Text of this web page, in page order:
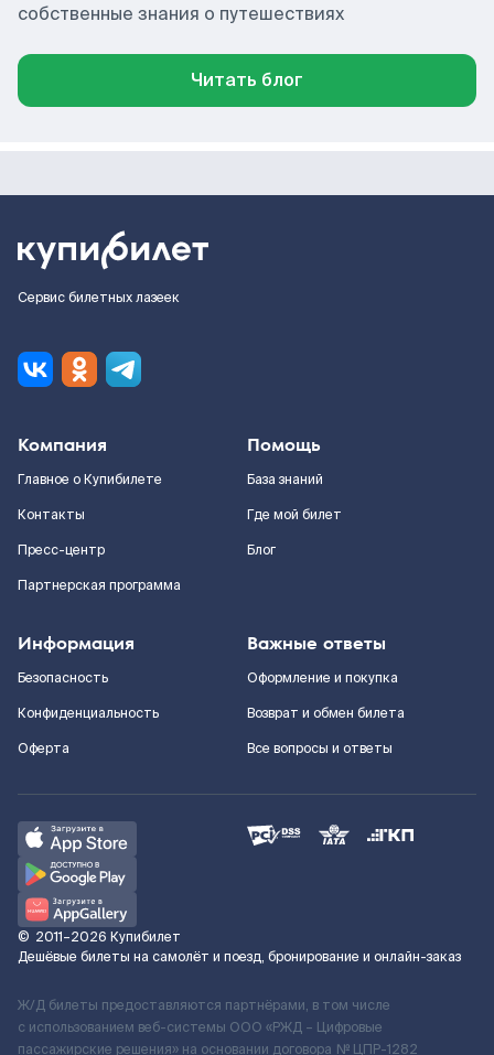
собственные знания о путешествиях
Читать блог
Сервис билетных лазеек
Компания
Главное о Купибилете
Контакты
Пресс-центр
Партнерская программа
Помощь
База знаний
Где мой билет
Блог
Информация
Безопасность
Конфиденциальность
Оферта
Важные ответы
Оформление и покупка
Возврат и обмен билета
Все вопросы и ответы
© 2011–2026 Купибилет
Дешёвые билеты на самолёт и поезд, бронирование и онлайн-заказ
Ж/Д билеты предоставляются партнёрами, в том числе
с использованием веб-системы ООО «РЖД – Цифровые
пассажирские решения» на основании договора № ЦПР-1282